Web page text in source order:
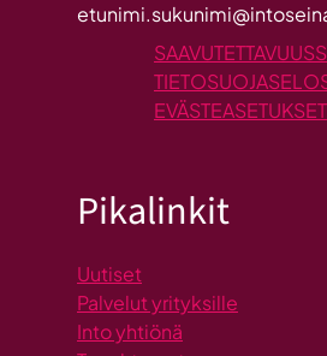
EVÄSTEASETUKSET
Pikalinkit
Uutiset
Palvelut yrityksille
Into yhtiönä